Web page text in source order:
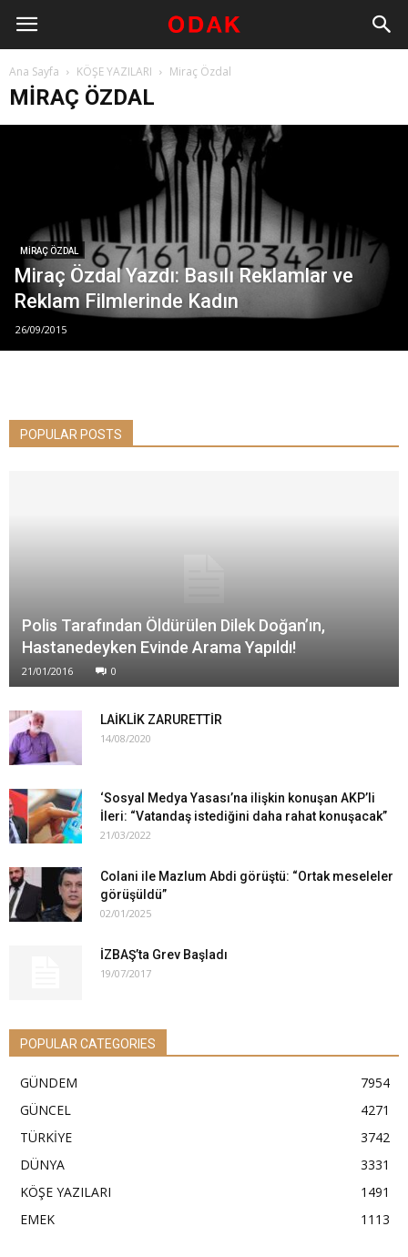
Ana Sayfa KÖŞE YAZILARI Miraç Özdal
MIRAÇ ÖZDAL
MIRAÇ ÖZDAL
Miraç Özdal Yazdı: Basılı Reklamlar ve
Reklam Filmlerinde Kadın
26/09/2015
POPULAR POSTS
Polis Tarafından Öldürülen Dilek Doğan’ın,
Hastanedeyken Evinde Arama Yapıldı!
21/01/2016 0
LAİKLİK ZARURETTİR
14/08/2020
‘Sosyal Medya Yasası’na ilişkin konuşan AKP’li
İleri: “Vatandaş istediğini daha rahat konuşacak”
21/03/2022
Colani ile Mazlum Abdi görüştü: “Ortak meseleler
görüşüldü”
02/01/2025
İZBAŞ’ta Grev Başladı
19/07/2017
POPULAR CATEGORIES
GÜNDEM
7954
GÜNCEL
4271
TÜRKİYE
3742
DÜNYA
3331
KÖŞE YAZILARI
1491
EMEK
1113